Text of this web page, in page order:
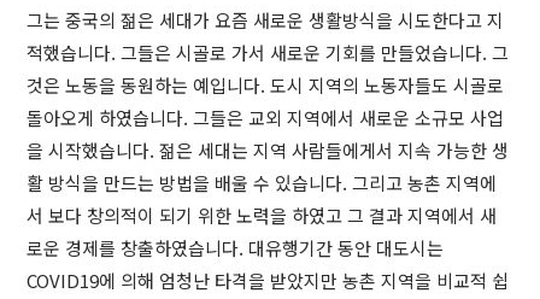
그는 중국의 젊은 세대가 요즘 새로운 생활방식을 시도한다고 지
적했습니다. 그들은 시골로 가서 새로운 기회를 만들었습니다. 그
것은 노동을 동원하는 예입니다. 도시 지역의 노동자들도 시골로
돌아오게 하였습니다. 그들은 교외 지역에서 새로운 소규모 사업
을 시작했습니다. 젊은 세대는 지역 사람들에게서 지속 가능한 생
활 방식을 만드는 방법을 배울 수 있습니다. 그리고 농촌 지역에
서 보다 창의적이 되기 위한 노력을 하였고 그 결과 지역에서 새
로운 경제를 창출하였습니다. 대유행기간 동안 대도시는
COVID19에 의해 엄청난 타격을 받았지만 농촌 지역을 비교적 쉽